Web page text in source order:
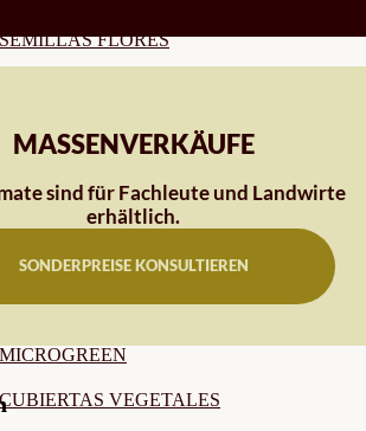
SEMILLAS FLORES
SEMILLAS BRASICAS
SEMILLAS RAÍZ
SEMILLAS LEGUMINOSAS
MICROGREEN
CUBIERTAS VEGETALES
MASSENVERKÄUFE
sind für Fachleute und Landwirte
erhältlich.
SONDERPREISE KONSULTIEREN